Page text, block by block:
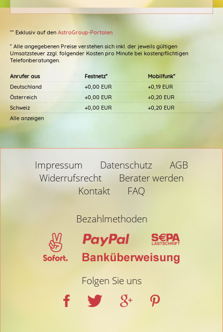
** Exklusiv auf den AstroGroup-Portalen
* Alle angegebenen Preise verstehen sich inkl. der jeweils gültigen
Umsatzsteuer zzgl. folgender Kosten pro Minute bei kostenpflichtigen
Telefonberatungen.
Anrufer aus Festnetz*
Mobilfunk*
Deutschland
+0,00 EUR
+0,19 EUR
Österreich
+0,00 EUR
+0,20 EUR
Schweiz
+0,00 EUR
+0,20 EUR
Alle anzeigen
Impressum Datenschutz
AGB
Widerrufsrecht
Berater werden
Kontakt
FAQ
Bezahlmethoden
Folgen Sie uns